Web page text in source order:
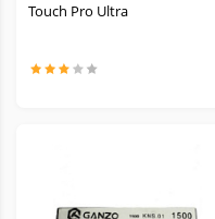
Touch Pro Ultra